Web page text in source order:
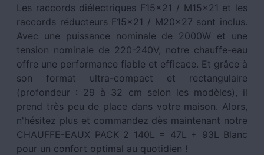
Les raccords diélectriques F15x21 / M15x21 et les
raccords réducteurs F15x21 / M20x27 sont inclus.
Avec une puissance nominale de 2000W et une
tension nominale de 220-240V, notre chauffe-eau
offre une performance fiable et efficace. Et grâce à
son format ultra-compact et rectangulaire
(profondeur : 29 à 32 cm selon les modèles), il
prend très peu de place dans votre maison. Alors,
n'hésitez plus et commandez dès maintenant notre
CHAUFFE-EAUX PACK 2 140L = 47L + 93L Blanc
pour un confort optimal au quotidien !